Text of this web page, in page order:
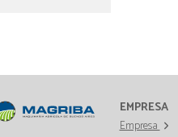
EMPRESA
Empresa